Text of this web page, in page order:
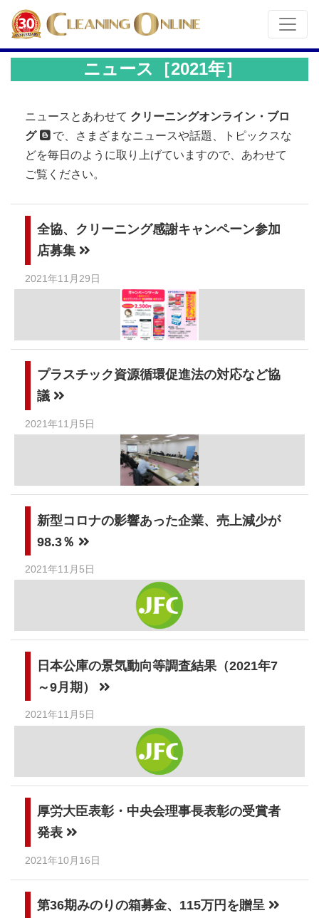
ニュース［2021年］
ニュースとあわせて クリーニングオンライン・ブロ
グ
で、さまざまなニュースや話題、トピックスな
どを毎日のように取り上げていますので、あわせて
ご覧ください。
全協、クリーニング感謝キャンペーン参加
店募集
2021年11月29日
プラスチック資源循環促進法の対応など協
議
2021年11月5日
新型コロナの影響あった企業、売上減少が
98.3％
2021年11月5日
日本公庫の景気動向等調査結果（2021年7
～9月期）
2021年11月5日
厚労大臣表彰・中央会理事長表彰の受賞者
発表
2021年10月16日
第36期みのりの箱募金、115万円を贈呈